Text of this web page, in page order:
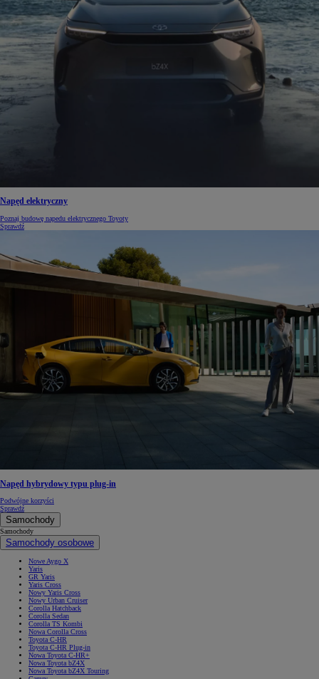
Napęd elektryczny
Poznaj budowę napedu elektrycznego Toyoty
Sprawdź
Napęd hybrydowy typu plug-in
Podwójne korzyści
Sprawdź
Samochody
Samochody
Samochody osobowe
Nowe Aygo X
Yaris
GR Yaris
Yaris Cross
Nowy Yaris Cross
Nowy Urban Cruiser
Corolla Hatchback
Corolla Sedan
Corolla TS Kombi
Nowa Corolla Cross
Toyota C-HR
Toyota C-HR Plug-in
Nowa Toyota C-HR+
Nowa Toyota bZ4X
Nowa Toyota bZ4X Touring